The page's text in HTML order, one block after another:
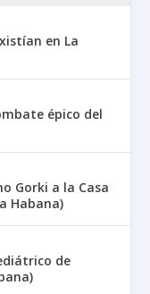
en La
épico del
Gorki a la Casa
Habana)
de